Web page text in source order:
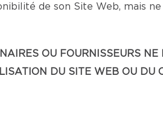
de son Site Web, mais
OU FOURNISSEURS
DU SITE WEB OU DU